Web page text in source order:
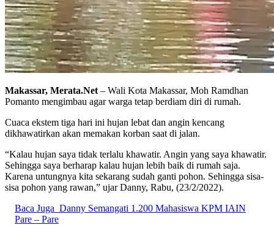
Makassar, Merata.Net – Wali Kota Makassar, Moh Ramdhan
Pomanto mengimbau agar warga tetap berdiam diri di rumah.
Cuaca ekstem tiga hari ini hujan lebat dan angin kencang
dikhawatirkan akan memakan korban saat di jalan.
“Kalau hujan saya tidak terlalu khawatir. Angin yang saya khawatir.
Sehingga saya berharap kalau hujan lebih baik di rumah saja.
Karena untungnya kita sekarang sudah ganti pohon. Sehingga sisa-
sisa pohon yang rawan,” ujar Danny, Rabu, (23/2/2022).
Baca Juga Danny Semangati 1.200 Mahasiswa KPM IAIN
Pare – Pare